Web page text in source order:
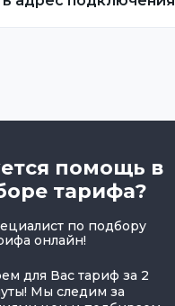
помощь в
тарифа?
по подбору
онлайн!
для Вас тариф за 2
Мы следим за